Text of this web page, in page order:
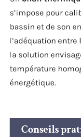
s’impose pour
bassin et de son
l’adéquation
la solution
température
énergétique.
Conseils